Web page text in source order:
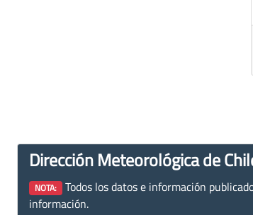
Dirección Meteorológica de
NOTA: Todos los datos e información
información.